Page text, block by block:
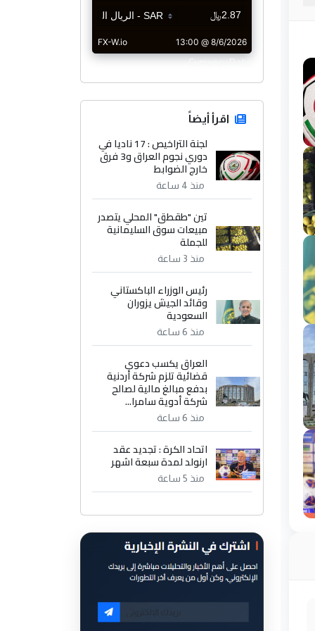
CurrencyRate
اقرأ أيضاً
لجنة التراخيص : 17 ناديا في
دوري نجوم العراق و3 فرق
خارج الضوابط
منذ 4 ساعة
تين "طقطق" المحلي يتصدر
مبيعات سوق السليمانية
للجملة
منذ 3 ساعة
رئيس الوزراء الباكستاني
وقائد الجيش يزوران
السعودية
منذ 6 ساعة
العراق يكسب دعوى
قضائية تلزم شركة أردنية
بدفع مبالغ مالية لصالح
شركة أدوية سامرا...
منذ 6 ساعة
اتحاد الكرة : تجديد عقد
ارنولد لمدة سبعة اشهر
منذ 5 ساعة